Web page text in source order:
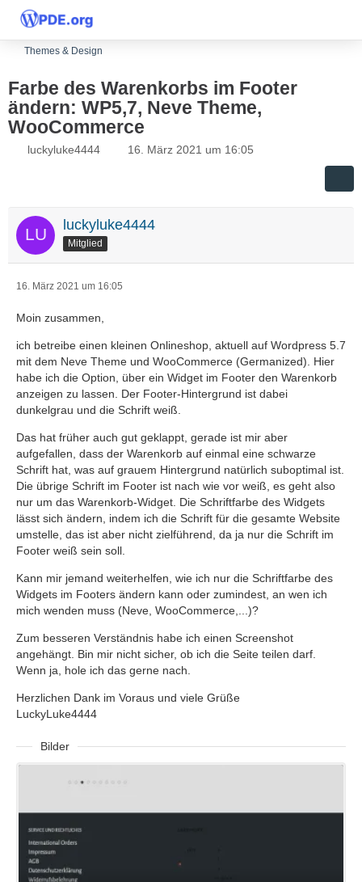
Themes & Design
Farbe des Warenkorbs im Footer
ändern: WP5,7, Neve Theme,
WooCommerce
luckyluke4444 16. März 2021 um 16:05
luckyluke4444
Mitglied
16. März 2021 um 16:05
Moin zusammen,
ich betreibe einen kleinen Onlineshop, aktuell auf Wordpress 5.7
mit dem Neve Theme und WooCommerce (Germanized). Hier
habe ich die Option, über ein Widget im Footer den Warenkorb
anzeigen zu lassen. Der Footer-Hintergrund ist dabei
dunkelgrau und die Schrift weiß.
Das hat früher auch gut geklappt, gerade ist mir aber
aufgefallen, dass der Warenkorb auf einmal eine schwarze
Schrift hat, was auf grauem Hintergrund natürlich suboptimal ist.
Die übrige Schrift im Footer ist nach wie vor weiß, es geht also
nur um das Warenkorb-Widget. Die Schriftfarbe des Widgets
lässt sich ändern, indem ich die Schrift für die gesamte Website
umstelle, das ist aber nicht zielführend, da ja nur die Schrift im
Footer weiß sein soll.
Kann mir jemand weiterhelfen, wie ich nur die Schriftfarbe des
Widgets im Footers ändern kann oder zumindest, an wen ich
mich wenden muss (Neve, WooCommerce,...)?
Zum besseren Verständnis habe ich einen Screenshot
angehängt. Bin mir nicht sicher, ob ich die Seite teilen darf.
Wenn ja, hole ich das gerne nach.
Herzlichen Dank im Voraus und viele Grüße
LuckyLuke4444
Bilder